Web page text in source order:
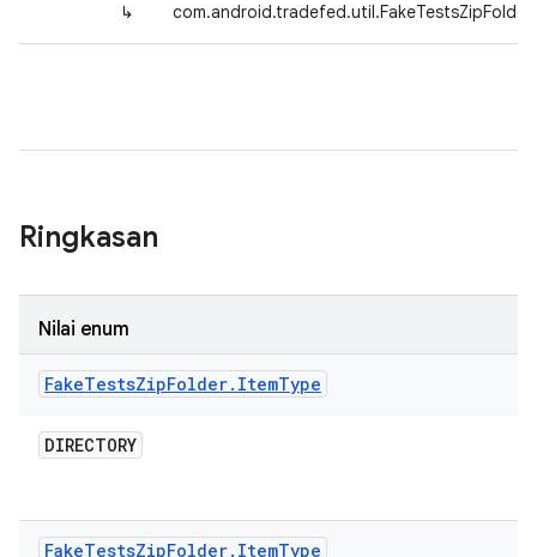
↳
Ringkasan
Nilai enum
FakeTestsZipFolder. ItemType
DIRECTORY
FakeTestsZipFolder. ItemType